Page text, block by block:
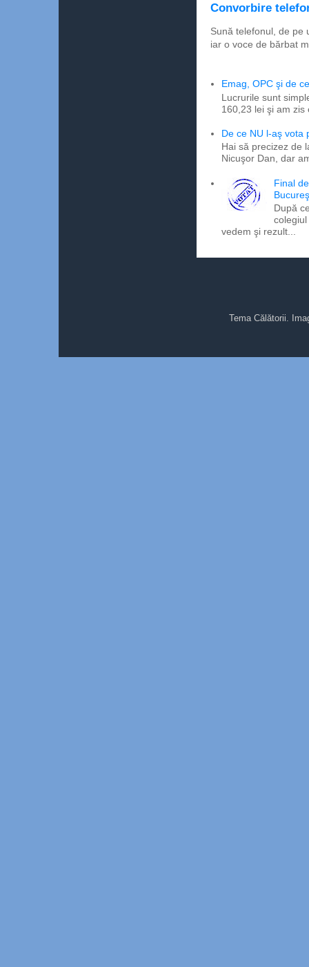
Convorbire
Sună telefonul, de pe
iar o voce de bărbat
Emag, OPC şi de
Lucrurile sunt
160,23 lei şi am
De ce NU l-aş vota
Hai să precizez de
Nicuşor Dan, dar
Final
După
vedem şi rezult...
Tema Călătorii.